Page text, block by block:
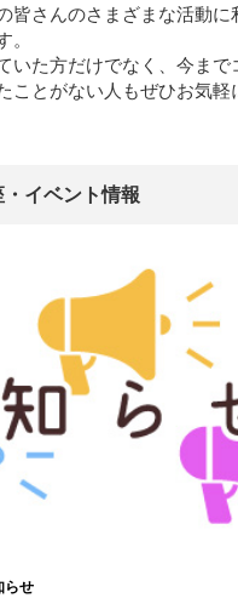
皆さんのさまざまな活動に
。
いた方だけでなく、今まで
ことがない人もぜひお気軽
イベント情報
らせ